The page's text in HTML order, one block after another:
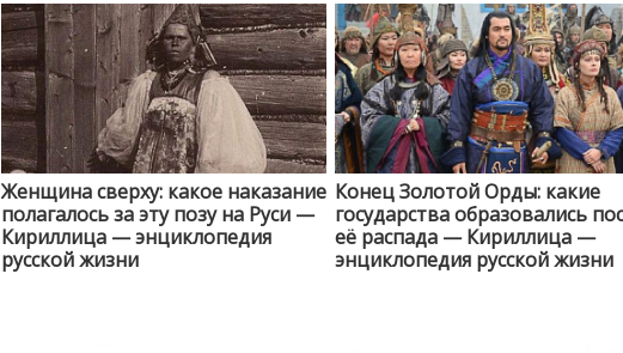
Женщина сверху: какое наказание
полагалось за эту позу на Руси —
Кириллица — энциклопедия
русской жизни
Конец Золотой Орды: какие
государства образовались
её распада — Кириллица —
энциклопедия русской жизни